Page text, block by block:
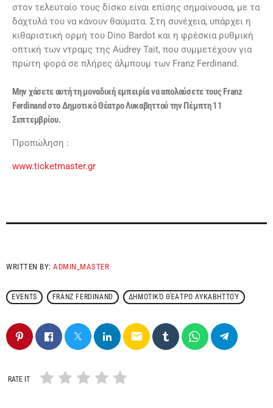
στον τελευταίο τους δίσκο είναι επίσης σημαίνουσα, με τα
δάχτυλά του να κάνουν θαύματα. Στη συνέχεια, υπάρχει η
κιθαριστική ορμή του Dino Bardot και η φρέσκια ρυθμική
οπτική των ντραμς της Audrey Tait, που συμμετέχουν για
πρώτη φορά σε πλήρες άλμπουμ των Franz Ferdinand.
Μην χάσετε αυτή τη μοναδική εμπειρία να απολαύσετε τους Franz
Ferdinand στο Δημοτικό Θέατρο Λυκαβηττού την Πέμπτη 11
Σεπτεμβρίου.
Προπώληση :
www.ticketmaster.gr
WRITTEN BY:ADMIN_MASTER
EVENTS FRANZ FERDINAND ΔΗΜΟΤΙΚΌ ΘΈΑΤΡΟ ΛΥΚΑΒΗΤΤΟΎ
email
RATE IT